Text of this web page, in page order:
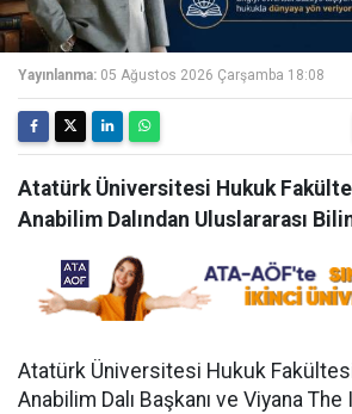
Yayınlanma: 05 Ağustos 2026 Çarşamba 18:08
Atatürk Üniversitesi Hukuk
Anabilim Dalından Uluslararası
Atatürk Üniversitesi Hukuk
Anabilim Dalı Başkanı ve Viyana